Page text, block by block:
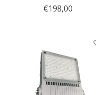
€198,00